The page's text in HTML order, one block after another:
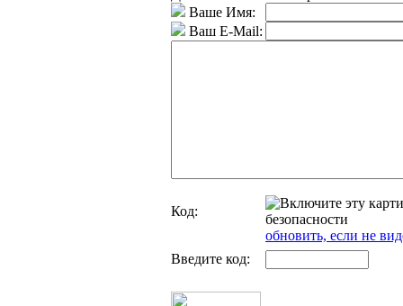
Ваше Имя:
Ваш E-Mail:
Код:
обновить, если не
Введите код: